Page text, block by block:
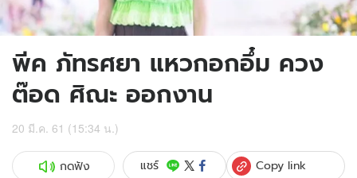
พีค ภัทรศยา แหวกอกอึ๋ม ควง
ต๊อด ศิณะ ออกงาน
20 มี.ค. 61 (15:34 น.)
กดฟัง แชร์ Copy link